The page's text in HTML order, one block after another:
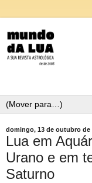
domingo, 13 de outubro de
Lua em
Urano e em
Saturno